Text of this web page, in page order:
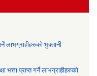
लाभग्राहीहरुको भुक्तानी
प्राप्त गर्ने लाभग्राहीहरुको